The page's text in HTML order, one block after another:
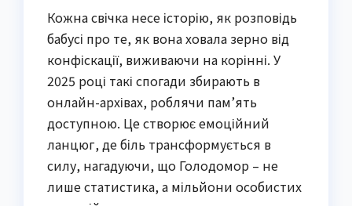
Кожна свічка несе історію, як розповідь
бабусі про те, як вона ховала зерно від
конфіскації, виживаючи на корінні. У
2025 році такі спогади збирають в
онлайн-архівах, роблячи пам’ять
доступною. Це створює емоційний
ланцюг, де біль трансформується в
силу, нагадуючи, що Голодомор – не
лише статистика, а мільйони особистих